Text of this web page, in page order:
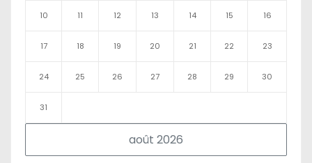
août 2026
10 11 12 13 14 15 16
17 18 19 20 21 22 23
24 25 26 27 28 29 30
31